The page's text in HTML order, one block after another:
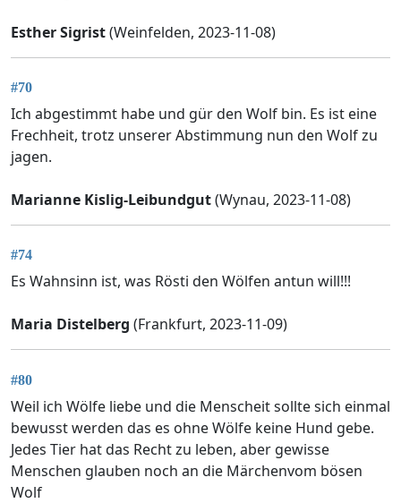
Esther Sigrist(Weinfelden, 2023-11-08)
#70
Ich abgestimmt habe und gür den Wolf bin. Es ist eine
Frechheit, trotz unserer Abstimmung nun den Wolf zu
jagen.
Marianne Kislig-Leibundgut(Wynau, 2023-11-08)
#74
Es Wahnsinn ist, was Rösti den Wölfen antun will!!!
Maria Distelberg (Frankfurt, 2023-11-09)
#80
Weil ich Wölfe liebe und die Menscheit sollte sich einmal
bewusst werden das es ohne Wölfe keine Hund gebe.
Jedes Tier hat das Recht zu leben, aber gewisse
Menschen glauben noch an die Märchenvom bösen
Wolf